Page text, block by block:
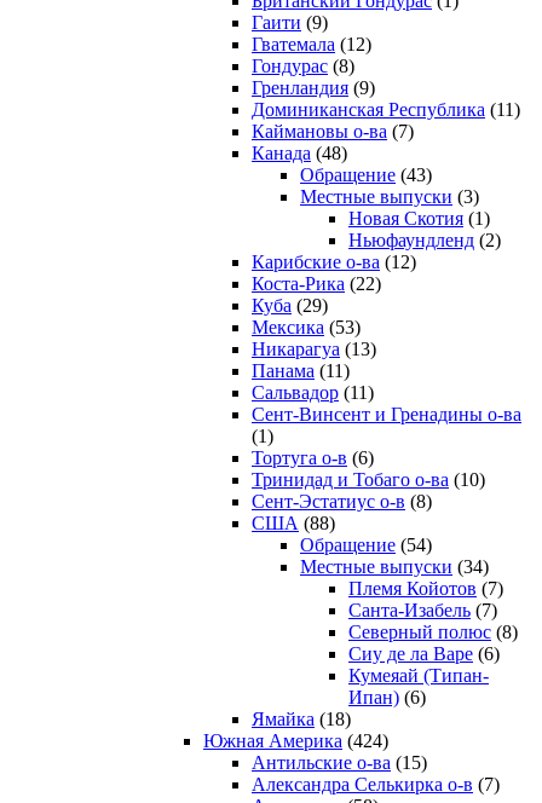
Гаити (9)
Гватемала (12)
Гондурас (8)
Гренландия (9)
Доминиканская Республика (11)
Каймановы о-ва (7)
Канада (48)
Обращение (43)
Местные выпуски (3)
Новая Скотия (1)
Ньюфаундленд (2)
Карибские о-ва (12)
Коста-Рика (22)
Куба (29)
Мексика (53)
Никарагуа (13)
Панама (11)
Сальвадор (11)
Сент-Винсент и Гренадины о-ва
(1)
Тортуга о-в (6)
Тринидад и Тобаго о-ва (10)
Сент-Эстатиус о-в (8)
США (88)
Обращение (54)
Местные выпуски (34)
Племя Койотов (7)
Санта-Изабель (7)
Северный полюс (8)
Сиу де ла Варе (6)
Кумеяай (Типан-
Ипан) (6)
Ямайка (18)
Южная Америка (424)
Антильские о-ва (15)
Александра Селькирка о-в (7)